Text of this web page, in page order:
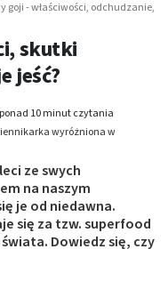
goji - właściwości, odchudzanie,
skutki
jeść?
10 minut czytania
wyróżniona w
ze swych
na naszym
je od niedawna.
się za tzw. superfood
Dowiedz się, czy